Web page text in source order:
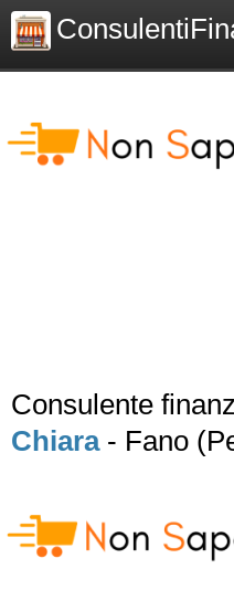
Consulente
Chiara- Fano